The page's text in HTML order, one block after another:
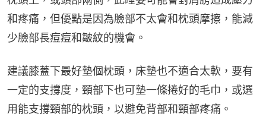
和疼痛，但優點是因為臉部不太會和枕頭摩擦，能減
少臉部長痘痘和皺紋的機會。
建議膝蓋下最好墊個枕頭，床墊也不適合太軟，要有
一定的支撐度，頸部下也可墊一條捲好的毛巾，或選
用能支撐頸部的枕頭，以避免背部和頸部疼痛。